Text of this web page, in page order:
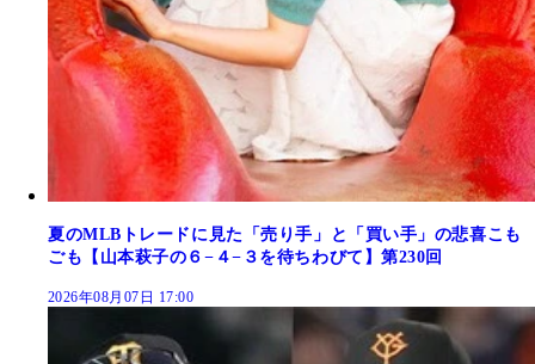
夏のMLBトレードに見た「売り手」と「買い手」の悲喜こも
ごも【山本萩子の６−４−３を待ちわびて】第230回
2026年08月07日 17:00